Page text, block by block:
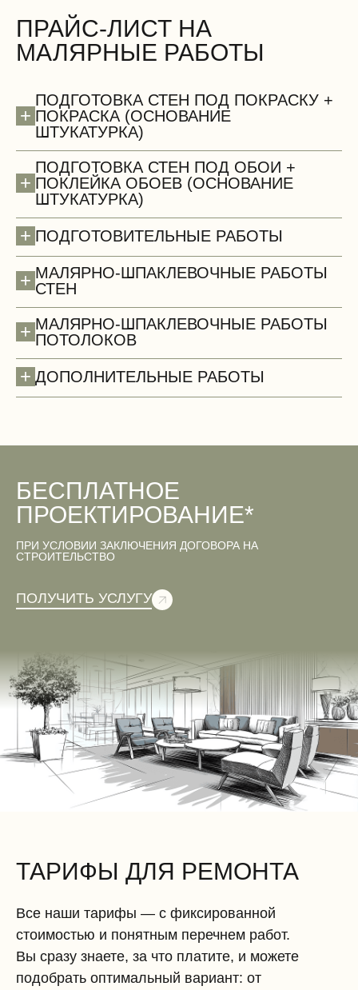
Двери
Сантехнические работы (демонтаж)
Электромонтажные работы (демонтаж)
ПРАЙС-ЛИСТ НА
МАЛЯРНЫЕ РАБОТЫ
+
ПОДГОТОВКА СТЕН ПОД ПОКРАСКУ +
ПОКРАСКА (ОСНОВАНИЕ
ШТУКАТУРКА)
+
ПОДГОТОВКА СТЕН ПОД ОБОИ +
ПОКЛЕЙКА ОБОЕВ (ОСНОВАНИЕ
ШТУКАТУРКА)
+ ПОДГОТОВИТЕЛЬНЫЕ РАБОТЫ
+ МАЛЯРНО-ШПАКЛЕВОЧНЫЕ РАБОТЫ
СТЕН
+ МАЛЯРНО-ШПАКЛЕВОЧНЫЕ РАБОТЫ
ПОТОЛОКОВ
+ ДОПОЛНИТЕЛЬНЫЕ РАБОТЫ
БЕСПЛАТНОЕ
ПРОЕКТИРОВАНИЕ*
ПРИ УСЛОВИИ ЗАКЛЮЧЕНИЯ ДОГОВОРА НА
СТРОИТЕЛЬСТВО
ПОЛУЧИТЬ УСЛУГУ
ТАРИФЫ ДЛЯ РЕМОНТА
Все наши тарифы — с фиксированной
стоимостью и понятным перечнем работ.
Вы сразу знаете, за что платите, и можете
подобрать оптимальный вариант: от